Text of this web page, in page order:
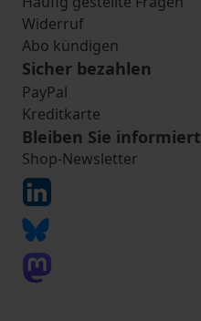
Widerruf
Abo kündigen
Sicher bezahlen
PayPal
Kreditkarte
Bleiben Sie informiert
Shop-Newsletter